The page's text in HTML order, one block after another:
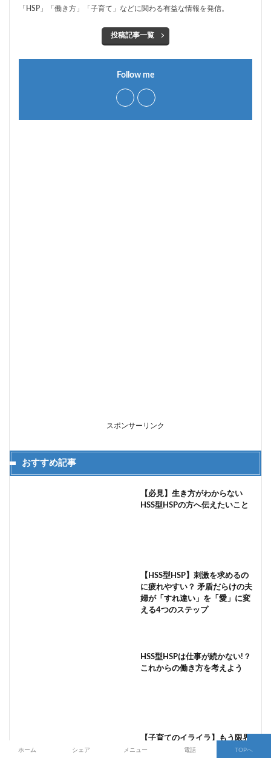
「HSP」「働き方」「子育て」などに関わる有益な情報を発信。
投稿記事一覧
Follow me
スポンサーリンク
おすすめ記事
【必見】生き方がわからない
HSS型HSPの方へ伝えたいこと
【HSS型HSP】刺激を求めるの
に疲れやすい？ 矛盾だらけの夫
婦が「すれ違い」を「愛」に変
える4つのステップ
HSS型HSPは仕事が続かない!？
これからの働き方を考えよう
【子育てのイライラ】もう限界
なママパパへ。「自分時間」を
ホーム シェア メニュー 電話 TOPへ